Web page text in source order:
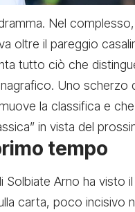
Nel
oltre il pareggio
tutto ciò che
Uno scherzo
la classifica e
in vista del
tempo
Solbiate Arno ha visto
carta, poco incisivo